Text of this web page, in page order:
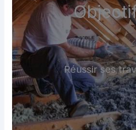
Réussir ses